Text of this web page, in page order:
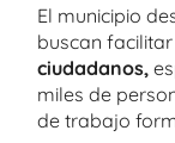
El municipio
buscan
ciudadanos,
miles de
de trabajo